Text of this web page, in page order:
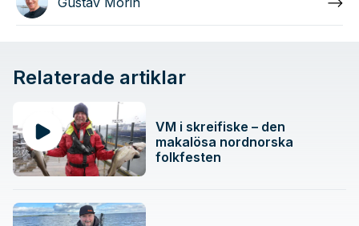
Relaterade artiklar
VM i skreifiske – den
makalösa nordnorska
folkfesten